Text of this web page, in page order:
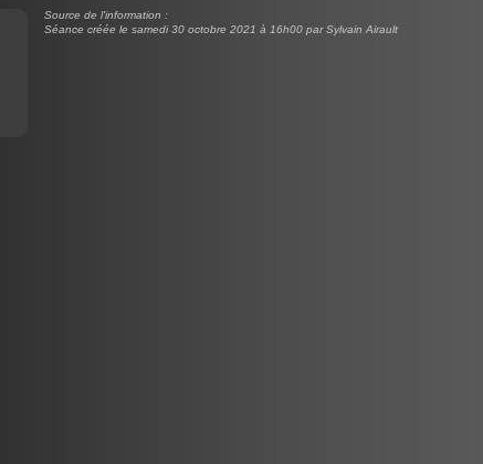
Source de l'information :
Séance créée le samedi 30 octobre 2021 à 16h00 par Sylvain Airault